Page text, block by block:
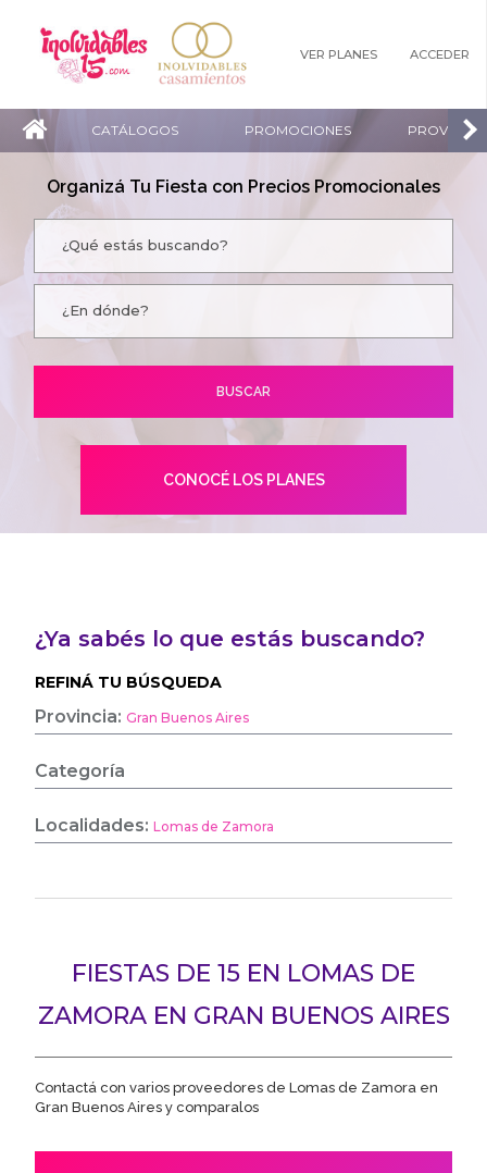
VER PLANES ACCEDER
CATÁLOGOS PROMOCIONES
Organizá Tu Fiesta con Precios Promocionales
CONOCÉ LOS PLANES
¿Ya sabés lo que estás buscando?
REFINÁ TU BÚSQUEDA
Provincia:Gran Buenos Aires
Categoría
Localidades:Lomas de Zamora
FIESTAS DE 15 EN LOMAS DE
ZAMORA EN GRAN BUENOS AIRES
Contactá con varios proveedores de Lomas de Zamora en
Gran Buenos Aires y comparalos